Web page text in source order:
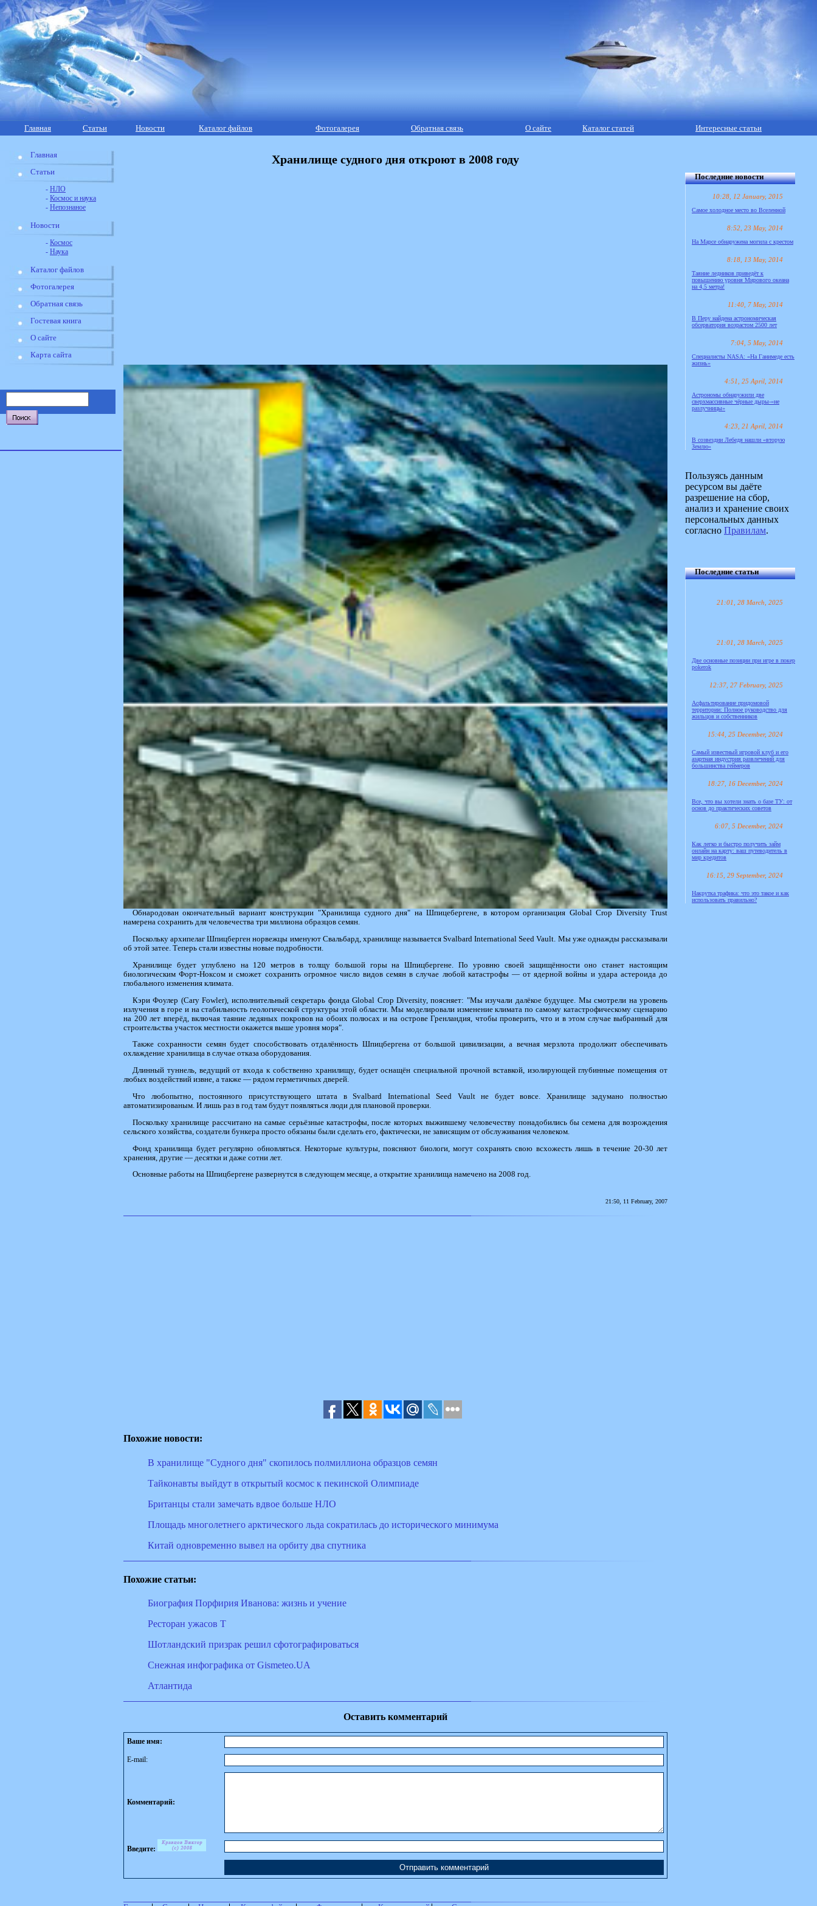
Главная Статьи Новости Каталог файлов Фотогалерея Обратная связь О сайте Каталог статей Интересные статьи
Главная
Статьи
- НЛО
- Космос и наука
- Непознаное
Новости
- Космос
- Наука
Каталог файлов
Фотогалерея
Обратная связь
Гостевая книга
О сайте
Карта сайта
Хранилище судного дня откроют в 2008 году
Обнародован окончательный вариант конструкции "Хранилища судного дня" на Шпицебергене, в котором организация Global Crop Diversity Trust
намерена сохранить для человечества три миллиона образцов семян.
Поскольку архипелаг Шпицберген норвежцы именуют Свальбард, хранилище называется Svalbard International Seed Vault. Мы уже однажды рассказывали
об этой затее. Теперь стали известны новые подробности.
Хранилище будет углублено на 120 метров в толщу большой горы на Шпицбергене. По уровню своей защищённости оно станет настоящим
биологическим Форт-Ноксом и сможет сохранить огромное число видов семян в случае любой катастрофы — от ядерной войны и удара астероида до
глобального изменения климата.
Кэри Фоулер (Cary Fowler), исполнительный секретарь фонда Global Crop Diversity, поясняет: "Мы изучали далёкое будущее. Мы смотрели на уровень
излучения в горе и на стабильность геологической структуры этой области. Мы моделировали изменение климата по самому катастрофическому сценарию
на 200 лет вперёд, включая таяние ледяных покровов на обоих полюсах и на острове Гренландия, чтобы проверить, что и в этом случае выбранный для
строительства участок местности окажется выше уровня моря".
Также сохранности семян будет способствовать отдалённость Шпицбергена от большой цивилизации, а вечная мерзлота продолжит обеспечивать
охлаждение хранилища в случае отказа оборудования.
Длинный туннель, ведущий от входа к собственно хранилищу, будет оснащён специальной прочной вставкой, изолирующей глубинные помещения от
любых воздействий извне, а также — рядом герметичных дверей.
Что любопытно, постоянного присутствующего штата в Svalbard International Seed Vault не будет вовсе. Хранилище задумано полностью
автоматизированым. И лишь раз в год там будут появляться люди для плановой проверки.
Поскольку хранилище рассчитано на самые серьёзные катастрофы, после которых выжившему человечеству понадобились бы семена для возрождения
сельского хозяйства, создатели бункера просто обязаны были сделать его, фактически, не зависящим от обслуживания человеком.
Фонд хранилища будет регулярно обновляться. Некоторые культуры, поясняют биологи, могут сохранять свою всхожесть лишь в течение 20-30 лет
хранения, другие — десятки и даже сотни лет.
Основные работы на Шпицбергене развернутся в следующем месяце, а открытие хранилища намечено на 2008 год.
21:50, 11 February, 2007
Похожие новости:
В хранилище "Судного дня" скопилось полмиллиона образцов семян
Тайконавты выйдут в открытый космос к пекинской Олимпиаде
Британцы стали замечать вдвое больше НЛО
Площадь многолетнего арктического льда сократилась до исторического минимума
Китай одновременно вывел на орбиту два спутника
Похожие статьи:
Биография Порфирия Иванова: жизнь и учение
Ресторан ужасов T
Шотландский призрак решил сфотографироваться
Снежная инфографика от Gismeteo.UA
Атлантида
Оставить комментарий
Ваше имя:
E-mail:
Комментарий:
Введите:
Последние новости
10:28, 12 January, 2015
Самое холодное место во Вселенной
8:52, 23 May, 2014
На Марсе обнаружена могила с крестом
8:18, 13 May, 2014
Таяние ледников приведёт к
повышению уровня Мирового океана
на 4,5 метра!
11:40, 7 May, 2014
В Перу найдена астрономическая
обсерватория возрастом 2500 лет
7:04, 5 May, 2014
Специалисты NASA: «На Ганимеде есть
жизнь»
4:51, 25 April, 2014
Астрономы обнаружили две
сверхмассивные чёрные дыры-«не
разлучницы»
4:23, 21 April, 2014
В созвездии Лебедя нашли «вторую
Землю»
Пользуясь данным
ресурсом вы даёте
разрешение на сбор,
анализ и хранение своих
персональных данных
согласно Правилам.
Последние статьи
21:01, 28 March, 2025
21:01, 28 March, 2025
Две основные позиции при игре в покер
pokerok
12:37, 27 February, 2025
Асфальтирование придомовой
территории: Полное руководство для
жильцов и собственников
15:44, 25 December, 2024
Самый известный игровой клуб и его
азартная индустрия развлечений для
большинства геймеров
18:27, 16 December, 2024
Все, что вы хотели знать о базе ТУ: от
основ до практических советов
6:07, 5 December, 2024
Как легко и быстро получить займ
онлайн на карту: ваш путеводитель в
мир кредитов
16:15, 29 September, 2024
Накрутка трафика: что это такое и как
использовать правильно?